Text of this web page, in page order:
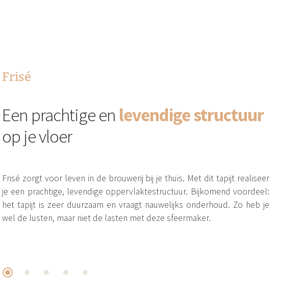
Frisé
Een prachtige en levendige structuur
op je vloer
Frisé zorgt voor leven in de brouwerij bij je thuis. Met dit tapijt realiseer
je een prachtige, levendige oppervlaktestructuur. Bijkomend voordeel:
het tapijt is zeer duurzaam en vraagt nauwelijks onderhoud. Zo heb je
wel de lusten, maar niet de lasten met deze sfeermaker.